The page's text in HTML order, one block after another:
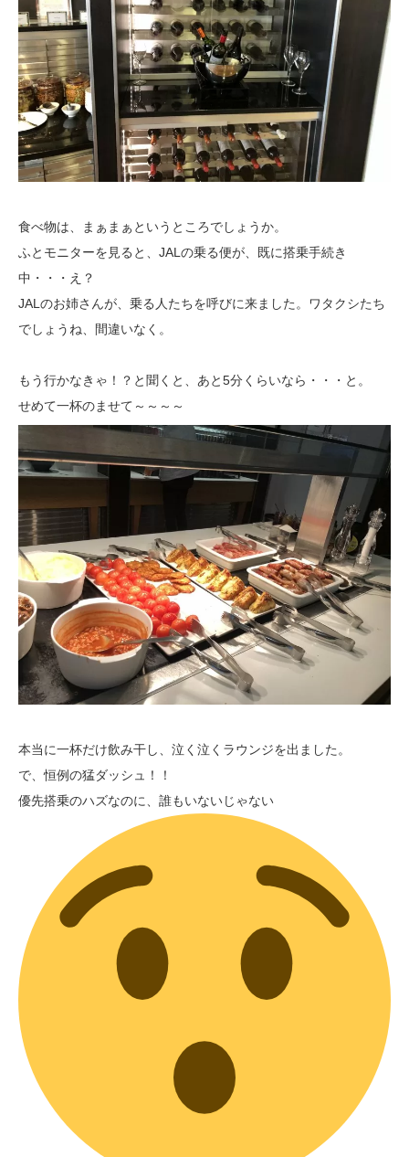
食べ物は、まぁまぁというところでしょうか。
ふとモニターを見ると、JALの乗る便が、既に搭乗手続き
中・・・え？
JALのお姉さんが、乗る人たちを呼びに来ました。ワタクシたち
でしょうね、間違いなく。
もう行かなきゃ！？と聞くと、あと5分くらいなら・・・と。
せめて一杯のませて～～～～
本当に一杯だけ飲み干し、泣く泣くラウンジを出ました。
で、恒例の猛ダッシュ！！
優先搭乗のハズなのに、誰もいないじゃない